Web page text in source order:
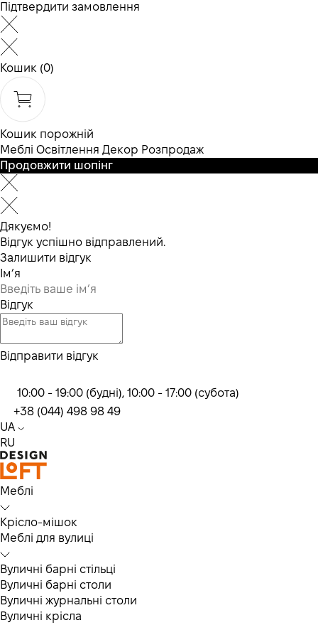
Підтвердити замовлення
Кошик (0)
Кошик порожній
Меблі Освітлення Декор Розпродаж
Продовжити шопінг
Дякуємо!
Відгук успішно відправлений.
Залишити відгук
Ім’я
Відгук
Відправити відгук
10:00 - 19:00 (будні), 10:00 - 17:00 (субота)
+38 (044) 498 98 49
UA
RU
Меблі
Крісло-мішок
Меблі для вулиці
Вуличні барні стільці
Вуличні барні столи
Вуличні журнальні столи
Вуличні крісла